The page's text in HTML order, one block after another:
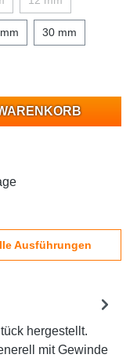
30 mm
Ausführungen
hergestellt.
mit Gewinde